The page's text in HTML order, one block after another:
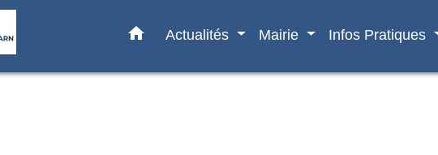
home Actualités Mairie Infos Pratiques